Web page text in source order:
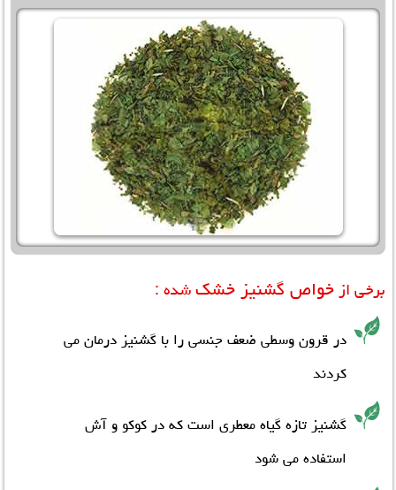
برخی ازخواص گشنیز خشکشده :
در قرون وسطی ضعف جنسی را با گشنیز درمان می
کردند
گشنیز تازه گیاه معطری است که در کوکو و آش
استفاده می شود